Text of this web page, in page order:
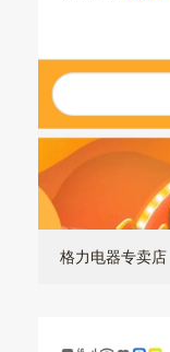
格力电器专卖店